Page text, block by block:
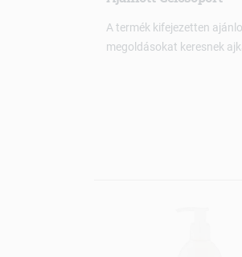
A termék kifejezetten
megoldásokat keresnek